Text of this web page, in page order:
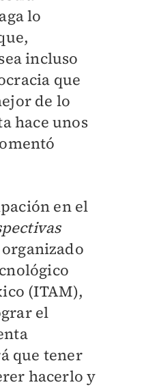
lo
incluso
que
de lo
hace unos
en el
(ITAM),
el
que tener
hacerlo y